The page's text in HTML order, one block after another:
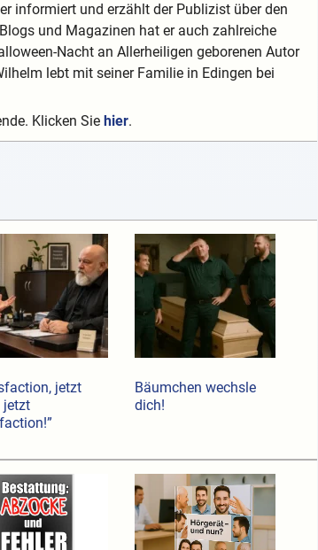
informiert und erzählt der Publizist über den
und Magazinen hat er auch zahlreiche
Nacht an Allerheiligen geborenen Autor
lebt mit seiner Familie in Edingen bei
Klicken Sie hier.
jetzt
jetzt
Bäumchen wechsle
dich!